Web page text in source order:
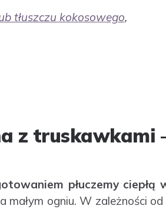
tłuszczu kokosowego,
z truskawkami
płuczemy ciepłą
małym ogniu. W zależności